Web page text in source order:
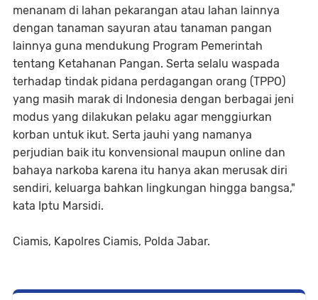
menanam di lahan pekarangan atau lahan lainnya
dengan tanaman sayuran atau tanaman pangan
lainnya guna mendukung Program Pemerintah
tentang Ketahanan Pangan. Serta selalu waspada
terhadap tindak pidana perdagangan orang (TPPO)
yang masih marak di Indonesia dengan berbagai jeni
modus yang dilakukan pelaku agar menggiurkan
korban untuk ikut. Serta jauhi yang namanya
perjudian baik itu konvensional maupun online dan
bahaya narkoba karena itu hanya akan merusak diri
sendiri, keluarga bahkan lingkungan hingga bangsa,"
kata Iptu Marsidi.
Ciamis, Kapolres Ciamis, Polda Jabar.